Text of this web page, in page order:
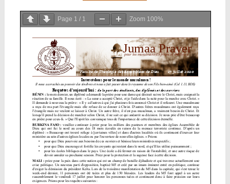
Page 1 / 1 Zoom 100%